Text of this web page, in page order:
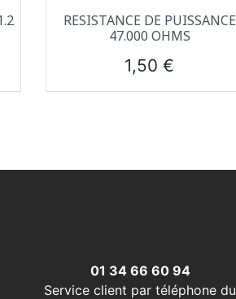
 Aperçu rapide
RESISTANCE DE PUISSANCE
47.000 OHMS
Prix
1,50 €
01 34 66 60 94
Service client par téléphone du